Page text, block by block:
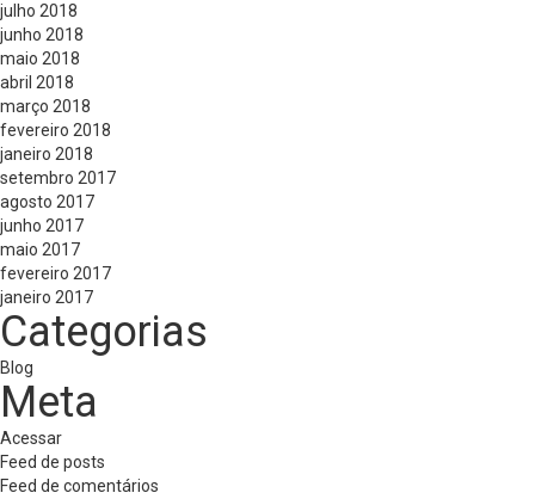
julho 2018
junho 2018
maio 2018
abril 2018
março 2018
fevereiro 2018
janeiro 2018
setembro 2017
agosto 2017
junho 2017
maio 2017
fevereiro 2017
janeiro 2017
Categorias
Blog
Meta
Acessar
Feed de posts
Feed de comentários